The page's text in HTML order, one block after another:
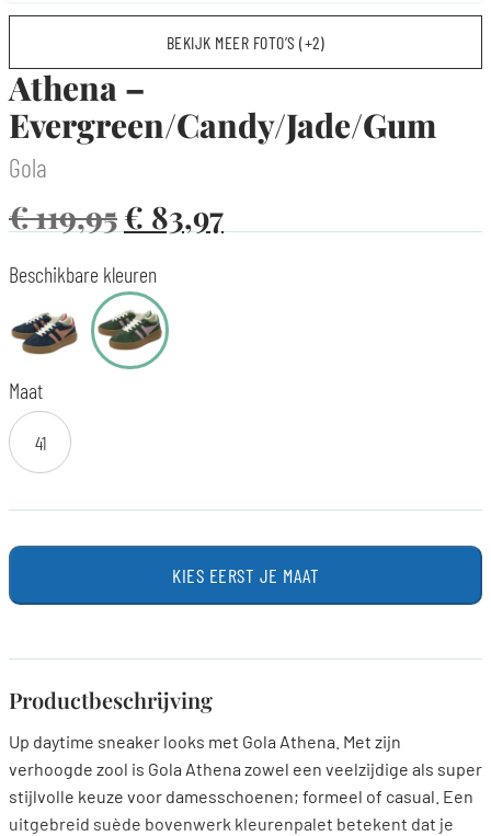
BEKIJK MEER FOTO’S (+2)
Athena –
Evergreen/Candy/Jade/Gum
Gola
€119,95€ 83,97
Beschikbare kleuren
Maat
41
KIES EERST JE MAAT
Productbeschrijving
Up daytime sneaker looks met Gola Athena. Met zijn
verhoogde zool is Gola Athena zowel een veelzijdige als super
stijlvolle keuze voor damesschoenen; formeel of casual. Een
uitgebreid suède bovenwerk kleurenpalet betekent dat je